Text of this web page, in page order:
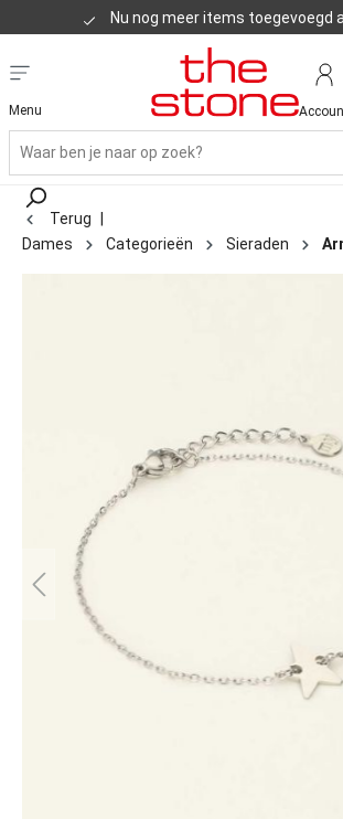
Nu nog meer items toegevoegd
Klanten geven ons
Menu
Terug
Dames
Categorieën Sieraden